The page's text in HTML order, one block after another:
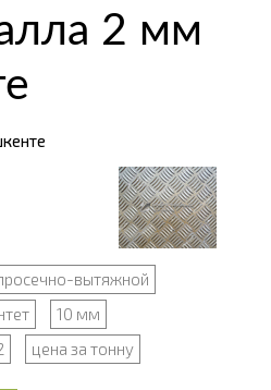
2 мм
вытяжной
10 мм
цена за тонну